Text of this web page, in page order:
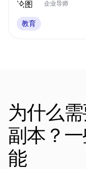
企业导师
教育
为什么
副本？
能